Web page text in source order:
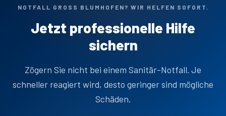
NOTFALL GROSS BLUMHOFEN? WIR HELFEN SOFORT.
Jetzt professionelle Hilfe
sichern
Zögern Sie nicht bei einem Sanitär-Notfall. Je
schneller reagiert wird, desto geringer sind mögliche
Schäden.